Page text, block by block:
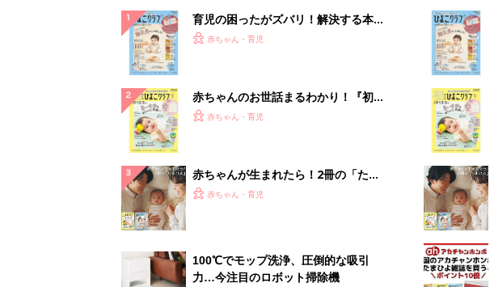
育児の困ったがズバリ！解決する本
『ひよこクラブ 秋号』 4カ月～2才
赤ちゃん・育児
赤ちゃんのお世話まるわかり！『初め
てのひよこクラブ 夏号』〈巻頭大特
赤ちゃん・育児
赤ちゃんが生まれたら！2冊の「たま
ひよ」
赤ちゃん・育児
100℃でモップ洗浄、圧倒的な吸引
力…今注目のロボット掃除機